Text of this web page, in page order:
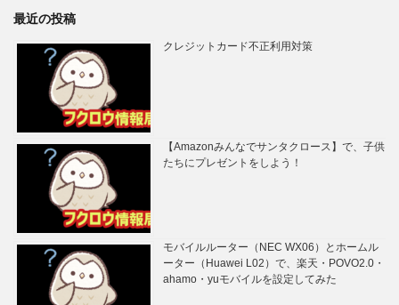
最近の投稿
クレジットカード不正利用対策
【Amazonみんなでサンタクロース】で、子供
たちにプレゼントをしよう！
モバイルルーター（NEC WX06）とホームル
ーター（Huawei L02）で、楽天・POVO2.0・
ahamo・yuモバイルを設定してみた